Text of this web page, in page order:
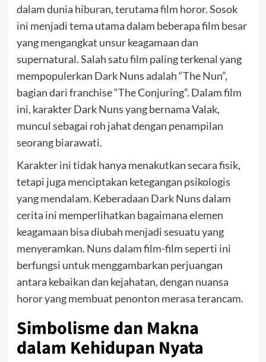
dalam dunia hiburan, terutama film horor. Sosok
ini menjadi tema utama dalam beberapa film besar
yang mengangkat unsur keagamaan dan
supernatural. Salah satu film paling terkenal yang
mempopulerkan Dark Nuns adalah “The Nun”,
bagian dari franchise “The Conjuring”. Dalam film
ini, karakter Dark Nuns yang bernama Valak,
muncul sebagai roh jahat dengan penampilan
seorang biarawati.
Karakter ini tidak hanya menakutkan secara fisik,
tetapi juga menciptakan ketegangan psikologis
yang mendalam. Keberadaan Dark Nuns dalam
cerita ini memperlihatkan bagaimana elemen
keagamaan bisa diubah menjadi sesuatu yang
menyeramkan. Nuns dalam film-film seperti ini
berfungsi untuk menggambarkan perjuangan
antara kebaikan dan kejahatan, dengan nuansa
horor yang membuat penonton merasa terancam.
Simbolisme dan Makna
dalam Kehidupan Nyata